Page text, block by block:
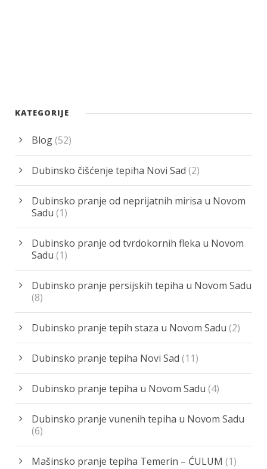
KATEGORIJE
Blog(52)
Dubinsko čišćenje tepiha Novi Sad (2)
Dubinsko pranje od neprijatnih mirisa u Novom
Sadu (1)
Dubinsko pranje od tvrdokornih fleka u Novom
Sadu (1)
Dubinsko pranje persijskih tepiha u Novom Sadu
(8)
Dubinsko pranje tepih staza u Novom Sadu (2)
Dubinsko pranje tepiha Novi Sad (11)
Dubinsko pranje tepiha u Novom Sadu (4)
Dubinsko pranje vunenih tepiha u Novom Sadu
(6)
Mašinsko pranje tepiha Temerin – ĆULUM (1)